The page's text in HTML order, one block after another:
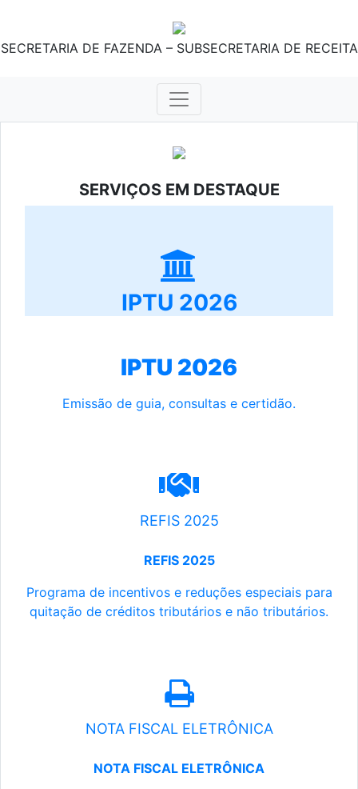
SECRETARIA DE FAZENDA – SUBSECRETARIA DE RECEITA
SERVIÇOS EM DESTAQUE
IPTU 2026
IPTU 2026
Emissão de guia, consultas e certidão.
REFIS 2025
REFIS 2025
Programa de incentivos e reduções especiais para
quitação de créditos tributários e não tributários.
NOTA FISCAL ELETRÔNICA
NOTA FISCAL ELETRÔNICA